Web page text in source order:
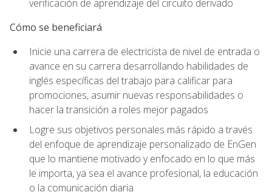
verificación de aprendizaje del circuito derivado
Cómo se beneficiará
Inicie una carrera de electricista de nivel de entrada o
avance en su carrera desarrollando habilidades de
inglés específicas del trabajo para calificar para
promociones, asumir nuevas responsabilidades o
hacer la transición a roles mejor pagados
Logre sus objetivos personales más rápido a través
del enfoque de aprendizaje personalizado de EnGen
que lo mantiene motivado y enfocado en lo que más
le importa, ya sea el avance profesional, la educación
o la comunicación diaria